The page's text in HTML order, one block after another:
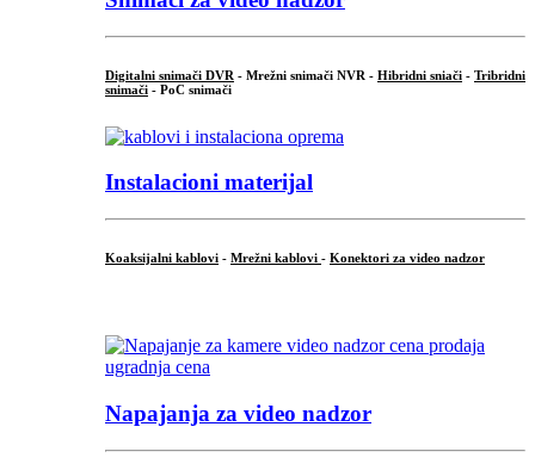
Digitalni snimači DVR - Mrežni snimači NVR - Hibridni sniači - Tribridni
snimači - PoC snimači
Instalacioni materijal
Koaksijalni kablovi - Mrežni kablovi - Konektori za video nadzor
Napajanja za video nadzor